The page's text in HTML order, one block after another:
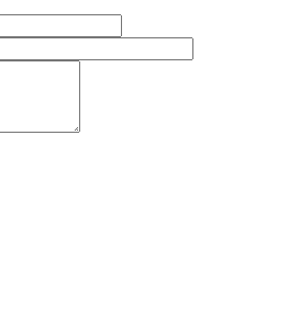
ul. Blokowa 8, Warszawa